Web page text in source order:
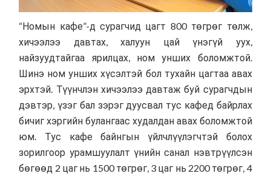
“Номын кафе”-д сурагчид цагт 800 төгрөг төлж,
хичээлээ давтах, халуун цай үнэгүй уух,
найзуудтайгаа ярилцах, ном унших боломжтой.
Шинэ ном унших хүсэлтэй бол тухайн цагтаа авах
эрхтэй. Түүнчлэн хичээлээ давтаж буй сурагчдын
дэвтэр, үзэг бал зэрэг дуусвал тус кафед байрлах
бичиг хэргийн булангаас худалдан авах боломжтой
юм. Тус кафе байнгын үйлчлүүлэгчтэй болох
зорилгоор урамшуулалт үнийн санал нэвтрүүлсэн
бөгөөд 2 цаг нь 1500 төгрөг, 3 цаг нь 2200 төгрөг, 4